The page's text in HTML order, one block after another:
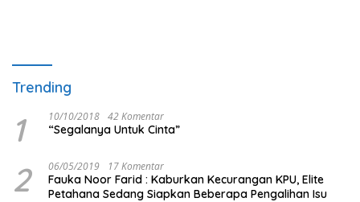
Trending
1 10/10/2018 42 Komentar
“Segalanya Untuk Cinta”
2 06/05/2019 17 Komentar
Fauka Noor Farid : Kaburkan Kecurangan KPU, Elite
Petahana Sedang Siapkan Beberapa Pengalihan Isu